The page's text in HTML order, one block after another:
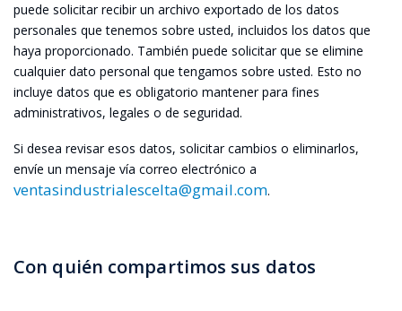
puede solicitar recibir un archivo exportado de los datos
personales que tenemos sobre usted, incluidos los datos que
haya proporcionado. También puede solicitar que se elimine
cualquier dato personal que tengamos sobre usted. Esto no
incluye datos que es obligatorio mantener para fines
administrativos, legales o de seguridad.
Si desea revisar esos datos, solicitar cambios o eliminarlos,
envíe un mensaje vía correo electrónico a
ventasindustrialescelta@gmail.com.
Con quién compartimos sus datos